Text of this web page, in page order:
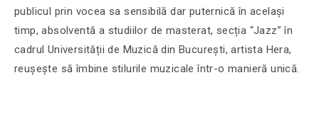
publicul prin vocea sa sensibilă dar puternică în același
timp, absolventă a studiilor de masterat, secția “Jazz” în
cadrul Universității de Muzică din București, artista Hera,
reușește să îmbine stilurile muzicale într-o manieră unică.